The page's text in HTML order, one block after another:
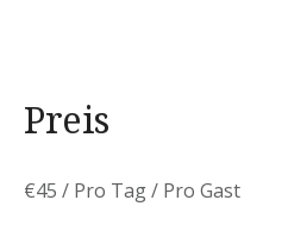
Preis
€45 / Pro Tag / Pro Gast